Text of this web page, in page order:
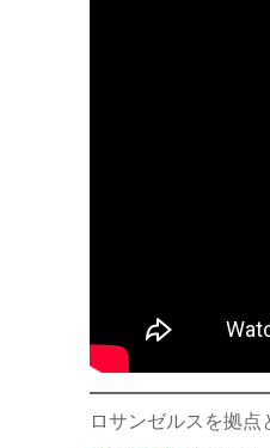
ロサンゼルスを拠